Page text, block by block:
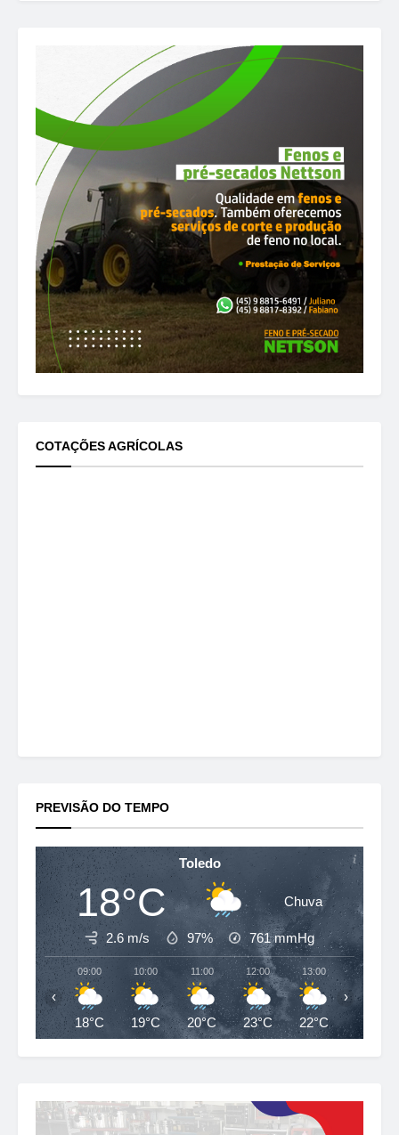
COTAÇÕES AGRÍCOLAS
PREVISÃO DO TEMPO
Toledo
18°C Chuva
2.6 m/s 97% 761mmHg
09:00
18°C
10:00
19°C
11:00
20°C
12:00
23°C
13:00
22°C
14:00
23°C
‹ ›